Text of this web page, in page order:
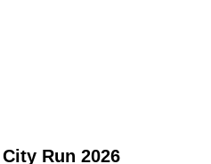
Run 2026